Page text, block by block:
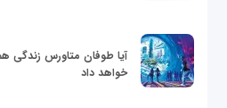
آیا طوفان متاورس زندگی
خواهد داد